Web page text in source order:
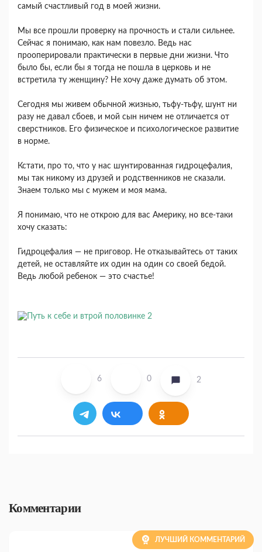
самый счастливый год в моей жизни.
Мы все прошли проверку на прочность и стали сильнее.
Сейчас я понимаю, как нам повезло. Ведь нас
прооперировали практически в первые дни жизни. Что
было бы, если бы я тогда не пошла в церковь и не
встретила ту женщину? Не хочу даже думать об этом.
Сегодня мы живем обычной жизнью, тьфу-тьфу, шунт ни
разу не давал сбоев, и мой сын ничем не отличается от
сверстников. Его физическое и психологическое развитие
в норме.
Кстати, про то, что у нас шунтированная гидроцефалия,
мы так никому из друзей и родственников не сказали.
Знаем только мы с мужем и моя мама.
Я понимаю, что не открою для вас Америку, но все-таки
хочу сказать:
Гидроцефалия — не приговор. Не отказывайтесь от таких
детей, не оставляйте их один на один со своей бедой.
Ведь любой ребенок — это счастье!
6 0 2
Комментарии
ЛУЧШИЙ КОММЕНТАРИЙ